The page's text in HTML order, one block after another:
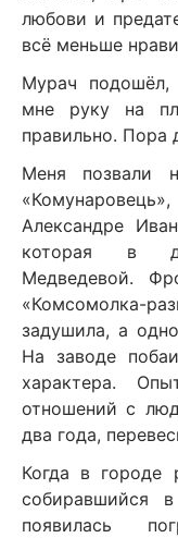
любови и
всё меньше
Мурач подошёл,
мне руку на
правильно. Пора
Меня позвали
Александре
которая в
Медведевой.
«Комсомолка-
задушила, а
На заводе
характера.
отношений с
два года,
Когда в городе
собиравшийся
появилась